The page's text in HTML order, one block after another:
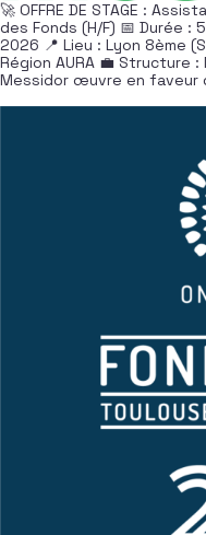
🚀 OFFRE DE STAGE :
des Fonds (H/F) 📅 Durée :
2026 📍 Lieu : Lyon 8ème
Région AURA 💼 Structure
Messidor œuvre en faveur